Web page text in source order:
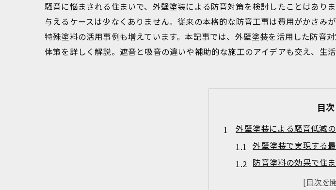
騒音に悩まされる住まいで、外壁塗装による防音対策を検討したことはあり
与えるケースは少なくありません。従来の本格的な防音工事は費用がかさ
特殊塗料の活用事例も増えています。本記事では、外壁塗装を活用した防音
体策を詳しく解説。遮音と吸音の違いや補助的な施工のアイデアも交え、生
目次
外壁塗装による騒音低減
外壁塗装で実現する
防音塗料の効果で住
外壁塗装による遮音